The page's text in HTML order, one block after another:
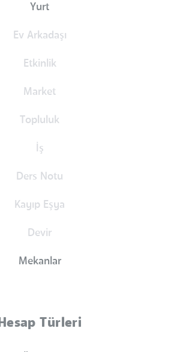
Yurt
Ev Arkadaşı
Etkinlik
Market
Topluluk
İş
Ders Notu
Kayıp Eşya
Devir
Mekanlar
Hesap Türleri